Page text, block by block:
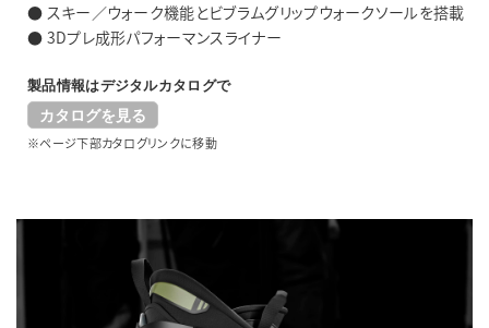
● スキー／ウォーク機能とビブラムグリップウォークソールを搭載
● 3Dプレ成形パフォーマンスライナー
製品情報はデジタルカタログで
カタログを見る
※ページ下部カタログリンクに移動